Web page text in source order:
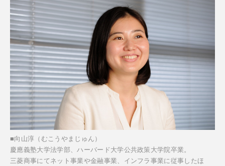
■向山淳（むこうやまじゅん）
慶應義塾大学法学部、ハーバード大学公共政策大学院卒業。
三菱商事にてネット事業や金融事業、インフラ事業に従事したほ